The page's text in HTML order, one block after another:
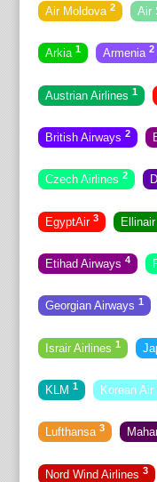
Air Moldova 2 Air
Arkia 1 Armenia 2
Austrian Airlines 1
British Airways 2
Czech Airlines 2
EgyptAir 3 Ellinair
Etihad Airways 4
Georgian Airways 1
Israir Airlines 1
KLM 1 Korean Air
Lufthansa 3
Nord Wind Airlines 3